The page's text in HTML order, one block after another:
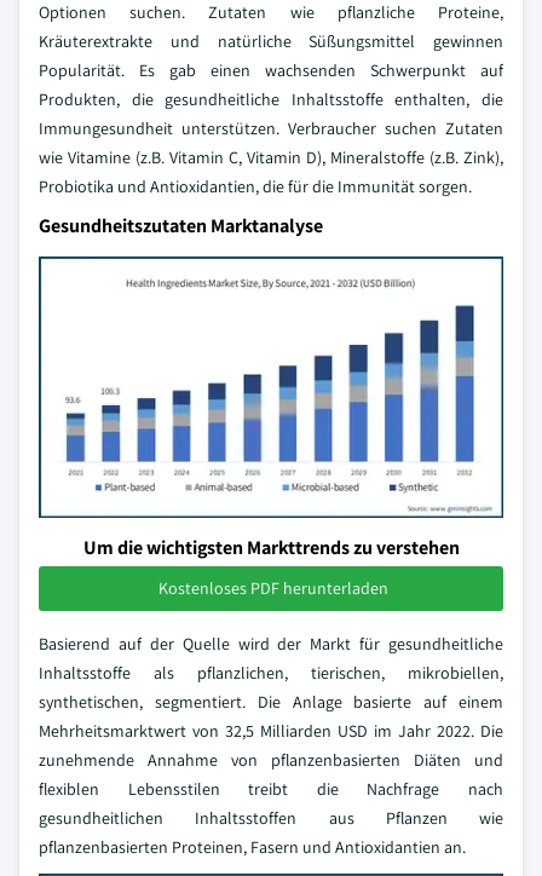
Optionen suchen. Zutaten wie pflanzliche Proteine,
Kräuterextrakte und natürliche Süßungsmittel gewinnen
Popularität. Es gab einen wachsenden Schwerpunkt auf
Produkten, die gesundheitliche Inhaltsstoffe enthalten, die
Immungesundheit unterstützen. Verbraucher suchen Zutaten
wie Vitamine (z.B. Vitamin C, Vitamin D), Mineralstoffe (z.B. Zink),
Probiotika und Antioxidantien, die für die Immunität sorgen.
Gesundheitszutaten Marktanalyse
Um die wichtigsten Markttrends zu verstehen
Kostenloses PDF herunterladen
Basierend auf der Quelle wird der Markt für gesundheitliche
Inhaltsstoffe als pflanzlichen, tierischen, mikrobiellen,
synthetischen, segmentiert. Die Anlage basierte auf einem
Mehrheitsmarktwert von 32,5 Milliarden USD im Jahr 2022. Die
zunehmende Annahme von pflanzenbasierten Diäten und
flexiblen Lebensstilen treibt die Nachfrage nach
gesundheitlichen Inhaltsstoffen aus Pflanzen wie
pflanzenbasierten Proteinen, Fasern und Antioxidantien an.